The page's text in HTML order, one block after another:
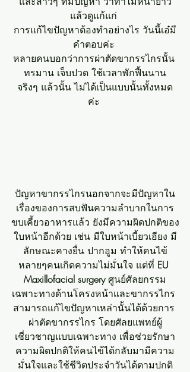
แล้วดูแก้แก่
การแก้ไขปัญหาต้องทำอย่างไร วันนี้เอ๋มี
คำตอบค่ะ
หลายคนบอกว่าการผ่าตัดขากรรไกรนั้น
ทรมาน เจ็บปวด ใช้เวลาพักฟื้นนาน
จริงๆ แล้วนั้น ไม่ได้เป็นแบบนั้นทั้งหมด
ค่ะ
ปัญหาขากรรไกรนอกจากจะมีปัญหาใน
เรื่องของการสบฟันความลำบากในการ
ขบเคี้ยวอาหารแล้ว ยังมีความผิดปกติของ
ใบหน้าอีกด้วย เช่น มีใบหน้าเบี้ยวเอียง มี
ลักษณะคางยื่น ปากอูม ทำให้คนไข้
หลายๆคนเกิดความไม่มั่นใจ แต่ที่ EU
Maxillofacial surgery ศูนย์ศัลยกรรม
เฉพาะทางด้านโครงหน้าและขากรรไกร
สามารถแก้ไขปัญหาเหล่านั้นได้ด้วยการ
ผ่าตัดขากรรไกร โดยศัลยแพทย์ผู้
เชี่ยวชาญแบบเฉพาะทาง เพื่อช่วยรักษา
ความผิดปกติให้คนไข้ได้กลับมามีความ
มั่นใจและใช้ชีวิตประจำวันได้ตามปกติ